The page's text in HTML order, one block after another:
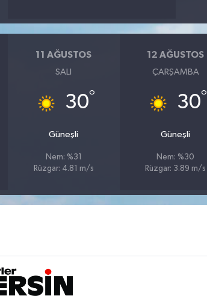
11 AĞUSTOS
SALI
30°
Güneşli
Nem: %31
Rüzgar: 4.81 m/s
12 AĞUSTOS
ÇARŞAMBA
30°
Güneşli
Nem: %30
Rüzgar: 3.89 m/s